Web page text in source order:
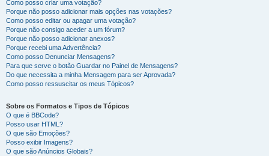
Como posso criar uma votação?
Porque não posso adicionar mais opções nas votações?
Como posso editar ou apagar uma votação?
Porque não consigo aceder a um fórum?
Porque não posso adicionar anexos?
Porque recebi uma Advertência?
Como posso Denunciar Mensagens?
Para que serve o botão Guardar no Painel de Mensagens?
Do que necessita a minha Mensagem para ser Aprovada?
Como posso ressuscitar os meus Tópicos?
Sobre os Formatos e Tipos de Tópicos
O que é BBCode?
Posso usar HTML?
O que são Emoções?
Posso exibir Imagens?
O que são Anúncios Globais?